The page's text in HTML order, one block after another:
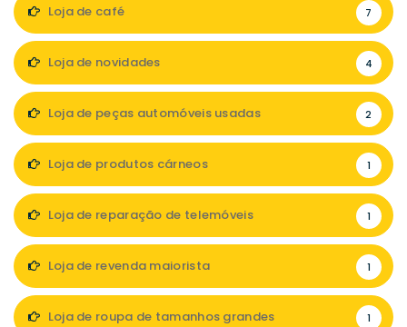
Loja de café 7
Loja de novidades 4
Loja de peças automóveis usadas 2
Loja de produtos cárneos 1
Loja de reparação de telemóveis 1
Loja de revenda maiorista 1
Loja de roupa de tamanhos grandes 1